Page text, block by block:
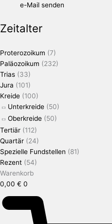
e-Mail senden
Zeitalter
Proterozoikum (7)
Paläozoikum (232)
Trias (33)
Jura (101)
Kreide (100)
Unterkreide (50)
Oberkreide (50)
Tertiär (112)
Quartär (24)
Spezielle Fundstellen (81)
Rezent (54)
Warenkorb
0,00 € 0